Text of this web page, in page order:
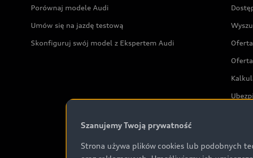
Porównaj modele Audi
Umów się na jazdę testową
Skonfiguruj swój model z Ekspertem Audi
Audi
Szanujemy Twoją prywatność
Strona używa plików cookies lub podobnych